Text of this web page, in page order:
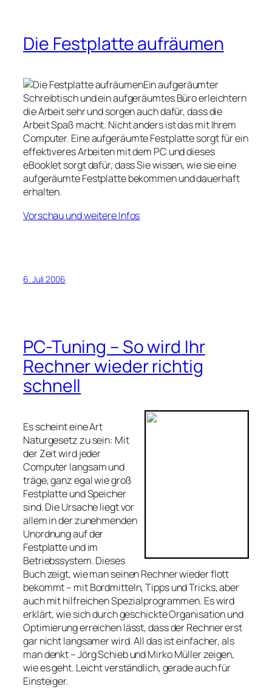
Die Festplatte aufräumen
Ein aufgeräumter
Schreibtisch und ein aufgeräumtes Büro erleichtern
die Arbeit sehr und sorgen auch dafür, dass die
Arbeit Spaß macht. Nicht anders ist das mit Ihrem
Computer. Eine aufgeräumte Festplatte sorgt für ein
effektiveres Arbeiten mit dem PC und dieses
eBooklet sorgt dafür, dass Sie wissen, wie sie eine
aufgeräumte Festplatte bekommen und dauerhaft
erhalten.
Vorschau und weitere Infos
6. Juli 2006
PC-Tuning – So wird Ihr
Rechner wieder richtig
schnell
Es scheint eine Art
Naturgesetz zu sein: Mit
der Zeit wird jeder
Computer langsam und
träge, ganz egal wie groß
Festplatte und Speicher
sind. Die Ursache liegt vor
allem in der zunehmenden
Unordnung auf der
Festplatte und im
Betriebssystem. Dieses
Buch zeigt, wie man seinen Rechner wieder flott
bekommt – mit Bordmitteln, Tipps und Tricks, aber
auch mit hilfreichen Spezialprogrammen. Es wird
erklärt, wie sich durch geschickte Organisation und
Optimierung erreichen lässt, dass der Rechner erst
gar nicht langsamer wird. All das ist einfacher, als
man denkt – Jörg Schieb und Mirko Müller zeigen,
wie es geht. Leicht verständlich, gerade auch für
Einsteiger.